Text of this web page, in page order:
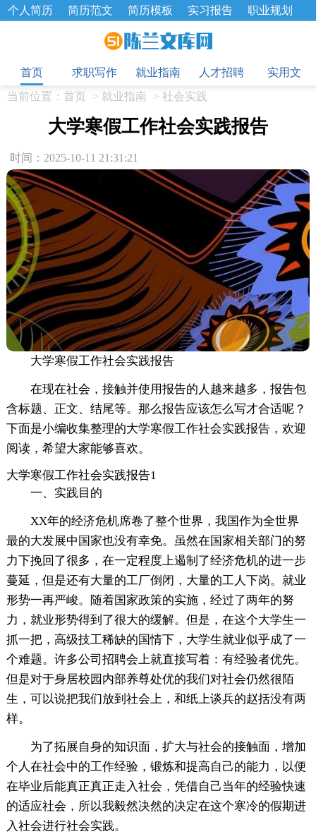
个人简历 简历范文 简历模板 实习报告
职业规划
招聘选拔 绩效考核 企业文化
工作总结
辞职报告
首页
求职写作 就业指南 人才招聘
实用文
当前位置： 首页 > 就业指南 > 社会实践
大学寒假工作社会实践报告
时间：2025-10-11 21:31:21
大学寒假工作社会实践报告
在现在社会，接触并使用报告的人越来越多，报告包
含标题、正文、结尾等。那么报告应该怎么写才合适呢？
下面是小编收集整理的大学寒假工作社会实践报告，欢迎
阅读，希望大家能够喜欢。
大学寒假工作社会实践报告1
一、实践目的
XX年的经济危机席卷了整个世界，我国作为全世界
最的大发展中国家也没有幸免。虽然在国家相关部门的努
力下挽回了很多，在一定程度上遏制了经济危机的进一步
蔓延，但是还有大量的工厂倒闭，大量的工人下岗。就业
形势一再严峻。随着国家政策的实施，经过了两年的努
力，就业形势得到了很大的缓解。但是，在这个大学生一
抓一把，高级技工稀缺的国情下，大学生就业似乎成了一
个难题。许多公司招聘会上就直接写着：有经验者优先。
但是对于身居校园内部养尊处优的我们对社会仍然很陌
生，可以说把我们放到社会上，和纸上谈兵的赵括没有两
样。
为了拓展自身的知识面，扩大与社会的接触面，增加
个人在社会中的工作经验，锻炼和提高自己的能力，以便
在毕业后能真正真正走入社会，凭借自己当年的经验快速
的适应社会，所以我毅然决然的决定在这个寒冷的假期进
入社会进行社会实践。